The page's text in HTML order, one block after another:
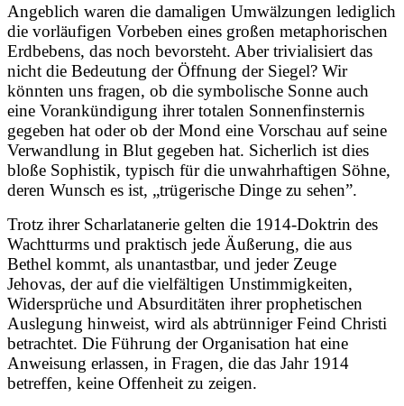
Angeblich waren die damaligen Umwälzungen lediglich
die vorläufigen Vorbeben eines großen metaphorischen
Erdbebens, das noch bevorsteht. Aber trivialisiert das
nicht die Bedeutung der Öffnung der Siegel? Wir
könnten uns fragen, ob die symbolische Sonne auch
eine Vorankündigung ihrer totalen Sonnenfinsternis
gegeben hat oder ob der Mond eine Vorschau auf seine
Verwandlung in Blut gegeben hat. Sicherlich ist dies
bloße Sophistik, typisch für die unwahrhaftigen Söhne,
deren Wunsch es ist, „trügerische Dinge zu sehen”.
Trotz ihrer Scharlatanerie gelten die 1914-Doktrin des
Wachtturms und praktisch jede Äußerung, die aus
Bethel kommt, als unantastbar, und jeder Zeuge
Jehovas, der auf die vielfältigen Unstimmigkeiten,
Widersprüche und Absurditäten ihrer prophetischen
Auslegung hinweist, wird als abtrünniger Feind Christi
betrachtet. Die Führung der Organisation hat eine
Anweisung erlassen, in Fragen, die das Jahr 1914
betreffen, keine Offenheit zu zeigen.